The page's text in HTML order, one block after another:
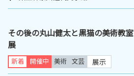
その後の丸山健太と黒猫の美術教室
展
新着 開催中 美術 文芸 展示